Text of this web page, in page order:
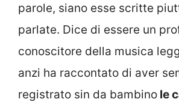
parole, siano esse scritte
parlate. Dice di essere un
conoscitore della musica
anzi ha raccontato di aver
registrato sin da bambino le